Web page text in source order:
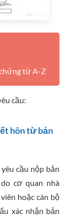
từ A-Z
cầu:
hôn từ bản
cầu nộp bản
cơ quan nhà
hoặc cán bộ
xác nhận bản